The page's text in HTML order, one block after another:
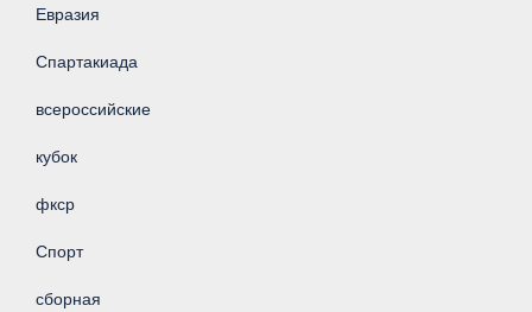
Евразия
Спартакиада
всероссийские
кубок
фкср
Спорт
сборная